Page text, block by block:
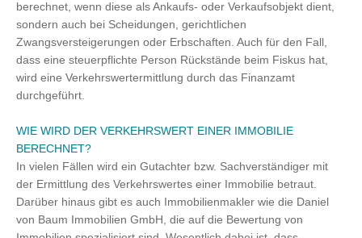
berechnet, wenn diese als Ankaufs- oder Verkaufsobjekt dient,
sondern auch bei Scheidungen, gerichtlichen
Zwangsversteigerungen oder Erbschaften. Auch für den Fall,
dass eine steuerpflichte Person Rückstände beim Fiskus hat,
wird eine Verkehrswertermittlung durch das Finanzamt
durchgeführt.
WIE WIRD DER VERKEHRSWERT EINER IMMOBILIE
BERECHNET?
In vielen Fällen wird ein Gutachter bzw. Sachverständiger mit
der Ermittlung des Verkehrswertes einer Immobilie betraut.
Darüber hinaus gibt es auch Immobilienmakler wie die Daniel
von Baum Immobilien GmbH, die auf die Bewertung von